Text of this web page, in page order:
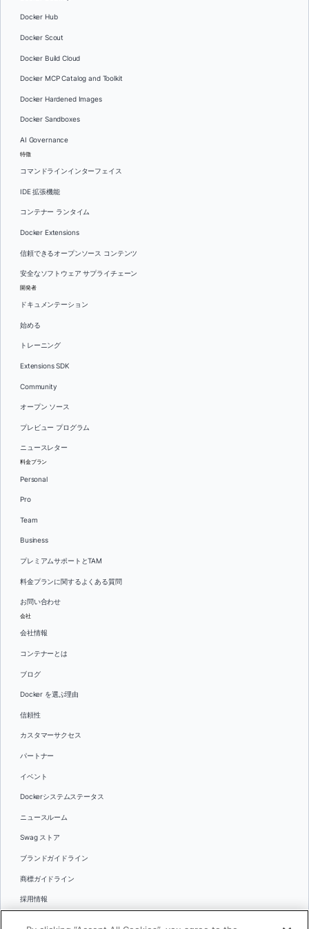
Docker Hub
Docker Scout
Docker Build Cloud
Docker MCP Catalog and Toolkit
Docker Hardened Images
Docker Sandboxes
AI Governance
特徴
コマンドラインインターフェイス
IDE 拡張機能
コンテナー ランタイム
Docker Extensions
信頼できるオープンソース コンテンツ
安全なソフトウェア サプライチェーン
開発者
ドキュメンテーション
始める
トレーニング
Extensions SDK
Community
オープン ソース
プレビュー プログラム
ニュースレター
料金プラン
Personal
Pro
Team
Business
プレミアムサポートとTAM
料金プランに関するよくある質問
お問い合わせ
会社
会社情報
コンテナーとは
ブログ
Docker を選ぶ理由
信頼性
カスタマーサクセス
パートナー
イベント
Dockerシステムステータス
ニュースルーム
Swag ストア
ブランドガイドライン
商標ガイドライン
採用情報